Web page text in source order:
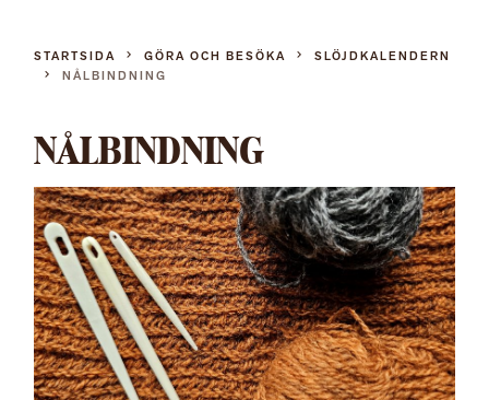
STARTSIDA GÖRA OCH BESÖKA
SLÖJDKALENDERN
NÅLBINDNING
NÅLBINDNING